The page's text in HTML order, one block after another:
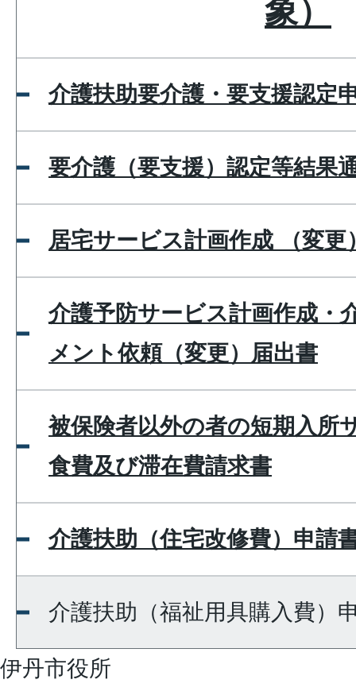
象）
介護扶助要介護・要支援認定
要介護（要支援）認定等結果
居宅サービス計画作成 （変更
介護予防サービス計画作成・
メント依頼（変更）届出書
被保険者以外の者の短期入所
食費及び滞在費請求書
介護扶助（住宅改修費）申請
介護扶助（福祉用具購入費）
伊丹市役所